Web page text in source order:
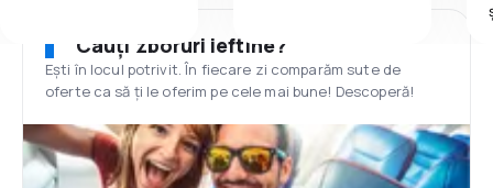
Cauți zboruri ieftine?
Ești în locul potrivit. În fiecare zi comparăm sute de
oferte ca să ți le oferim pe cele mai bune! Descoperă!